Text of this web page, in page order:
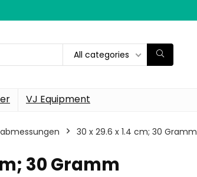
All categories
VJ Equipment
‎30 x 29.6 x 1.4 cm; 30 Gramm
30 Gramm